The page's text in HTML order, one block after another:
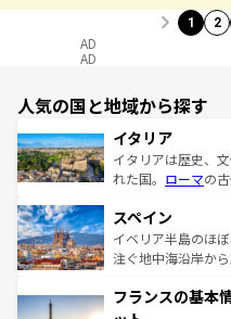
1 2
AD
AD
人気の国と地域から探す
イタリア
イタリアは歴史、
れた国。 ローマの
ろん、トスカーナ
景など、自然景観
ピザやパスタなど
ませてくれるイタ
なお、新着のイタリ
スペイン
イベリア半島のほ
注ぐ地中海沿岸か
文化が根付くこの
フランスの基本